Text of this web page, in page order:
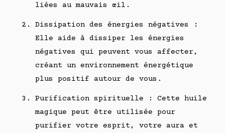
liées au mauvais œil.
Dissipation des énergies négatives :
Elle aide à dissiper les énergies
négatives qui peuvent vous affecter,
créant un environnement énergétique
plus positif autour de vous.
Purification spirituelle : Cette huile
magique peut être utilisée pour
purifier votre esprit, votre aura et